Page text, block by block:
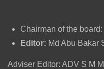
Chairman of the
Editor: Md Abu Bakar
Adviser Editor: ADV S M